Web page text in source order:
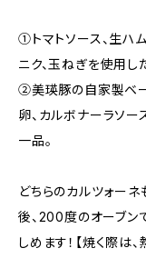
①トマトソース、生ハ
ニク、玉ねぎを使用し
②美瑛豚の自家製ベ
卵、カルボナーラソー
一品。
どちらのカルツォー
後、200度のオーブン
しめます！【焼く際は